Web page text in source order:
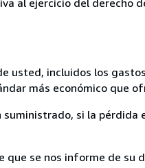
usted, incluidos los
más económico que
si la pérdida
que se nos informe de su